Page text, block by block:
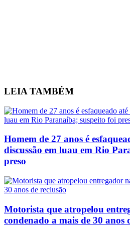
LEIA TAMBÉM
Homem de 27 anos é
discussão em luau em Rio
preso
Motorista que atropelou
condenado a mais de 30 anos